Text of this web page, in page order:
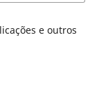
e outros